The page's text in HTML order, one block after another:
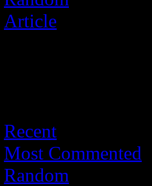
Recent
Most Commented
Random